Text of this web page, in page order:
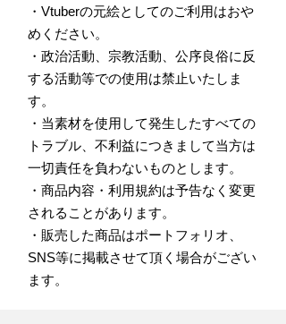
・Vtuberの元絵としてのご利用はおや
めください。
・政治活動、宗教活動、公序良俗に反
する活動等での使用は禁止いたしま
す。
・当素材を使用して発生したすべての
トラブル、不利益につきまして当方は
一切責任を負わないものとします。
・商品内容・利用規約は予告なく変更
されることがあります。
・販売した商品はポートフォリオ、
SNS等に掲載させて頂く場合がござい
ます。